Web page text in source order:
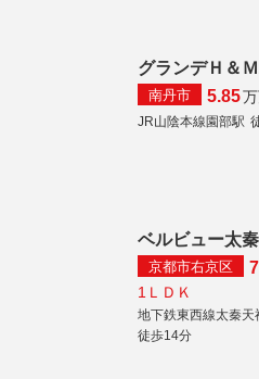
グランデＨ＆
南丹市 5.85万
JR山陰本線園部駅
ベルビュー太秦
京都市右京区 7
1ＬＤＫ
地下鉄東西線太秦天
徒歩14分